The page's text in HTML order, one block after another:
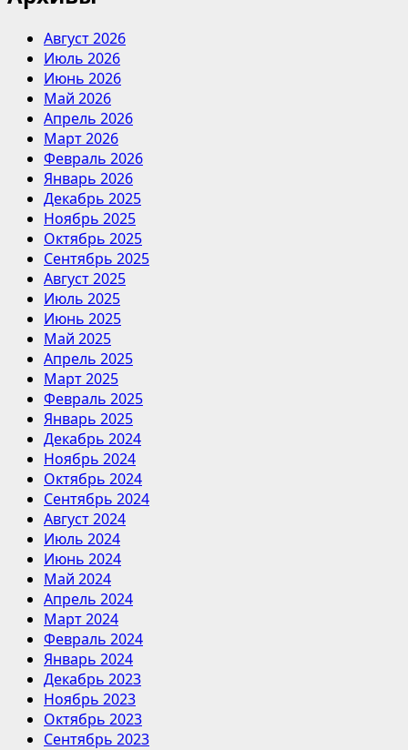
Август 2026
Июль 2026
Июнь 2026
Май 2026
Апрель 2026
Март 2026
Февраль 2026
Январь 2026
Декабрь 2025
Ноябрь 2025
Октябрь 2025
Сентябрь 2025
Август 2025
Июль 2025
Июнь 2025
Май 2025
Апрель 2025
Март 2025
Февраль 2025
Январь 2025
Декабрь 2024
Ноябрь 2024
Октябрь 2024
Сентябрь 2024
Август 2024
Июль 2024
Июнь 2024
Май 2024
Апрель 2024
Март 2024
Февраль 2024
Январь 2024
Декабрь 2023
Ноябрь 2023
Октябрь 2023
Сентябрь 2023